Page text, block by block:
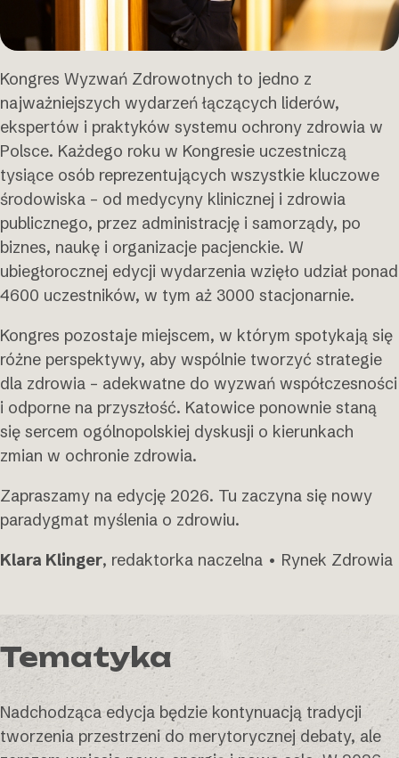
Kongres Wyzwań Zdrowotnych to jedno z
najważniejszych wydarzeń łączących liderów,
ekspertów i praktyków systemu ochrony zdrowia w
Polsce. Każdego roku w Kongresie uczestniczą
tysiące osób reprezentujących wszystkie kluczowe
środowiska – od medycyny klinicznej i zdrowia
publicznego, przez administrację i samorządy, po
biznes, naukę i organizacje pacjenckie. W
ubiegłorocznej edycji wydarzenia wzięło udział ponad
4600 uczestników, w tym aż 3000 stacjonarnie.
Kongres pozostaje miejscem, w którym spotykają się
różne perspektywy, aby wspólnie tworzyć strategie
dla zdrowia – adekwatne do wyzwań współczesności
i odporne na przyszłość. Katowice ponownie staną
się sercem ogólnopolskiej dyskusji o kierunkach
zmian w ochronie zdrowia.
Zapraszamy na edycję 2026. Tu zaczyna się nowy
paradygmat myślenia o zdrowiu.
Klara Klinger, redaktorka naczelna • Rynek Zdrowia
Tematyka
Nadchodząca edycja będzie kontynuacją tradycji
tworzenia przestrzeni do merytorycznej debaty, ale